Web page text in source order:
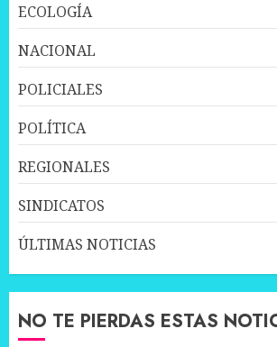
ECOLOGÍA
NACIONAL
POLICIALES
POLÍTICA
REGIONALES
SINDICATOS
ÚLTIMAS NOTICIAS
NO TE PIERDAS ESTAS